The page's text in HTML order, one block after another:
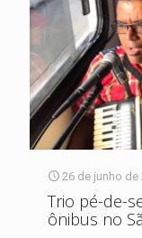
26 de junho de
Trio pé-de-
ônibus no